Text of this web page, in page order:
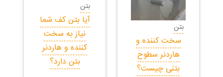
بتن
سخت کننده و
هاردنر سطوح
بتنی چیست؟
بتن
آیا بتن کف شما
نیاز به سخت
کننده و هاردنر
بتن دارد؟